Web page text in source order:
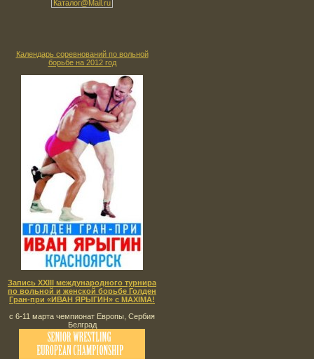
Календарь соревнований по вольной
борьбе на 2012 год
Запись XXIII международного турнира
по вольной и женской борьбе Голден
Гран-при «ИВАН ЯРЫГИН» с MAXIMA!
с 6-11 марта чемпионат Европы, Сербия
Белград